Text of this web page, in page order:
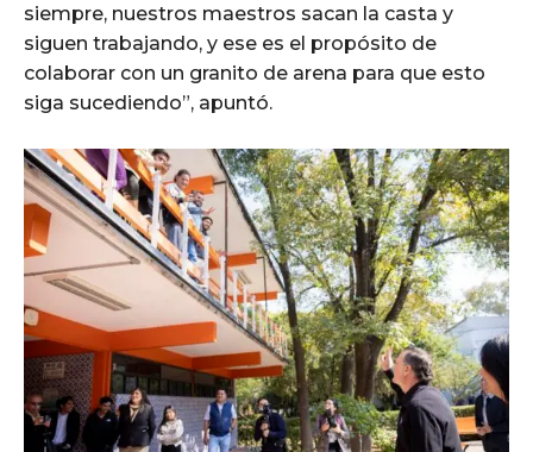
siempre, nuestros maestros sacan la casta y
siguen trabajando, y ese es el propósito de
colaborar con un granito de arena para que esto
siga sucediendo”, apuntó.